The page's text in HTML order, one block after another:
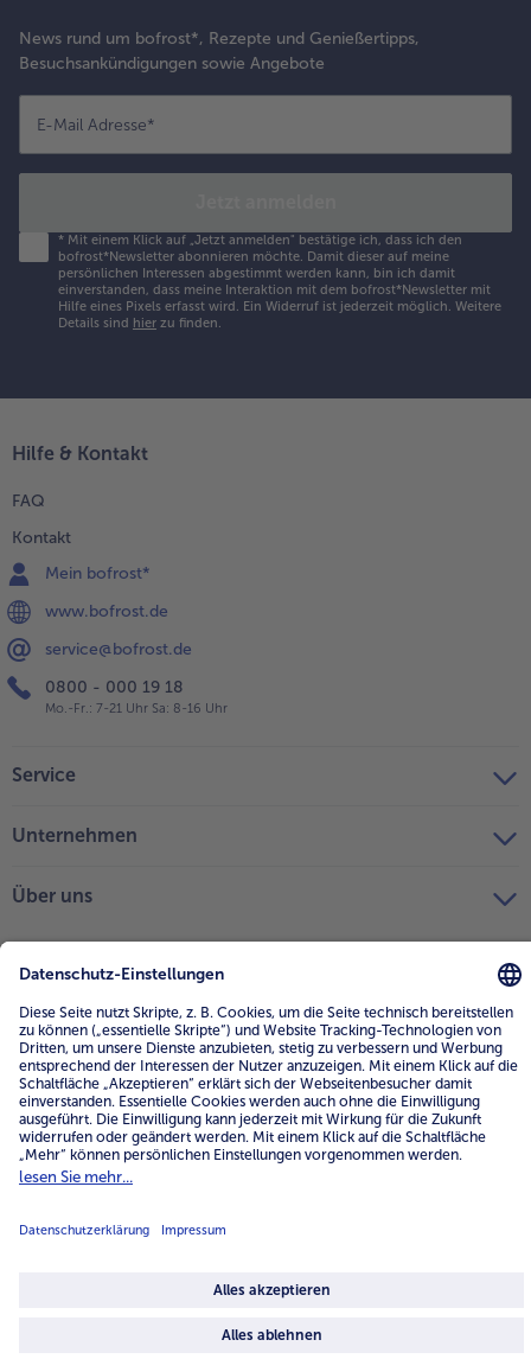
News rund um bofrost*, Rezepte und Genießertipps,
Besuchsankündigungen sowie Angebote
E-Mail Adresse*
* Mit einem Klick auf „Jetzt anmelden" bestätige ich, dass ich den
bofrost*Newsletter abonnieren möchte. Damit dieser auf meine
persönlichen Interessen abgestimmt werden kann, bin ich damit
einverstanden, dass meine Interaktion mit dem bofrost*Newsletter mit
Hilfe eines Pixels erfasst wird. Ein Widerruf ist jederzeit möglich. Weitere
Details sind hier zu finden.
Hilfe & Kontakt
FAQ
Kontakt
Mein bofrost*
www.bofrost.de
service@bofrost.de
0800 - 000 19 18
Mo.-Fr.: 7-21 Uhr Sa: 8-16 Uhr
Service
Unternehmen
Über uns
Land / Sprache wählen